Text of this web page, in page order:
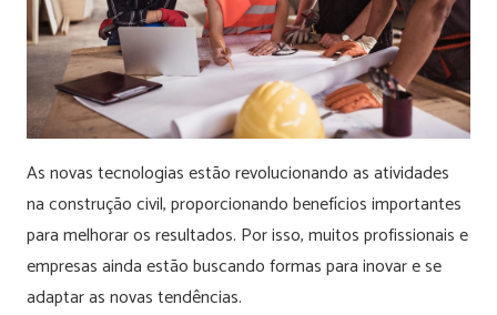
As novas tecnologias estão revolucionando as atividades
na construção civil, proporcionando benefícios importantes
para melhorar os resultados. Por isso, muitos profissionais e
empresas ainda estão buscando formas para inovar e se
adaptar as novas tendências.